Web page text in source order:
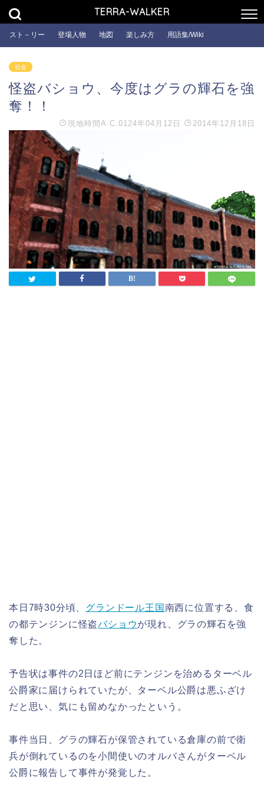
TERRA-WALKER
スト－リー 登場人物 地図 楽しみ方 用語集/Wiki
社会
怪盗バショウ、今度はグラの輝石を強
奪！！
現地時間 A.C.0124年04月12日 2014年12月18日
本日7時30分頃、 グランドール王国南西に位置する、食
の都テンジンに怪盗バショウが現れ、グラの輝石を強
奪した。
予告状は事件の2日ほど前にテンジンを治めるターベル
公爵家に届けられていたが、ターベル公爵は悪ふざけ
だと思い、気にも留めなかったという。
事件当日、グラの輝石が保管されている倉庫の前で衛
兵が倒れているのを小間使いのオルバさんがターベル
公爵に報告して事件が発覚した。